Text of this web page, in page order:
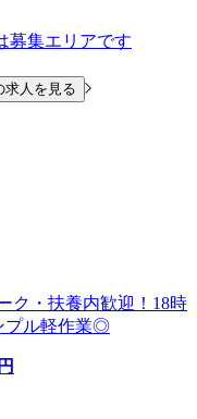
募集エリアです
求人を見る
ク・扶養内歓迎！18時
プル軽作業◎
円